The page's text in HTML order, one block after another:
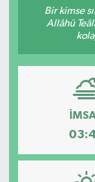
Bir kimse
Allâhü
KADIN
MAGAZİN
MEDYA